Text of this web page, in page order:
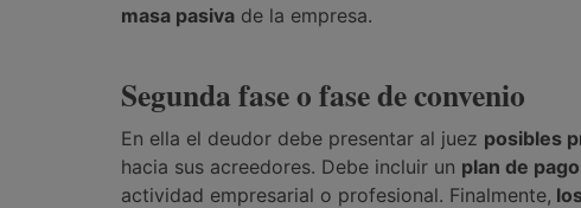
masa pasiva de la empresa.
Segunda fase o fase de convenio
En ella el deudor debe presentar al juez posibles
hacia sus acreedores. Debe incluir un plan de
actividad empresarial o profesional. Finalmente,